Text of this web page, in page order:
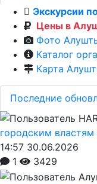
Экскурсии
Цены в
Фото
Каталог
Карта
Последние
городским властям
14:57 30.06.2026
1
3429